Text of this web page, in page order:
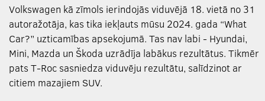
Volkswagen kā zīmols ierindojās viduvējā 18. vietā no 31
autoražotāja, kas tika iekļauts mūsu 2024. gada “What
Car?” uzticamības apsekojumā. Tas nav labi - Hyundai,
Mini, Mazda un Škoda uzrādīja labākus rezultātus. Tikmēr
pats T-Roc sasniedza viduvēju rezultātu, salīdzinot ar
citiem mazajiem SUV.